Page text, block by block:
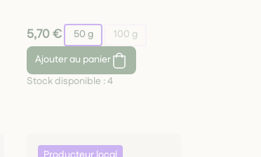
5,70 € 50 g
100 g
Ajouter
au panier
Stock disponible :4